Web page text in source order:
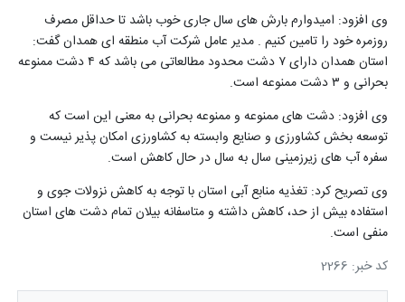
وی افزود: امیدوارم بارش های سال جاری خوب باشد تا حداقل مصرف
روزمره خود را تامین کنیم .مدیر عامل شرکت آب منطقه ای همدان گفت:
استان همدان دارای ۷ دشت محدود مطالعاتی می باشد که ۴ دشت ممنوعه
بحرانی و ۳ دشت ممنوعه است
.
وی افزود: دشت های ممنوعه و ممنوعه بحرانی به معنی این است که
توسعه بخش کشاورزی و صنایع وابسته به کشاورزی امکان پذیر نیست و
سفره آب های زیرزمینی سال به سال در حال کاهش است.
وی تصریح کرد: تغذیه منابع آبی استان با توجه به کاهش نزولات جوی و
استفاده بیش از حد، کاهش داشته و متاسفانه بیلان تمام دشت های استان
منفی است.
کد خبر: 2266